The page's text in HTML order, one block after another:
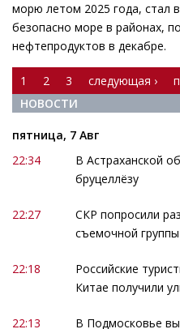
морю летом 2025 года, стал
безопасно море в районах,
нефтепродуктов в декабре.
Страницы
1 2 3 следующая ›
НОВОСТИ
пятница, 7 Авг
22:34
В Астраханской
бруцеллёзу
22:27
СКР попросили
съемочной
22:18
Российские
Китае получили
22:13
В Подмосковье